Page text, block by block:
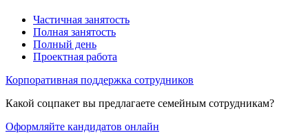
Частичная занятость
Полная занятость
Полный день
Проектная работа
Корпоративная поддержка сотрудников
Какой соцпакет вы предлагаете семейным сотрудникам?
Оформляйте кандидатов онлайн